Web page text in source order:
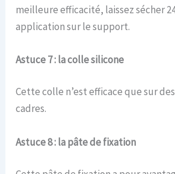
meilleure efficacité, laissez sécher
application sur le support.
Astuce 7 : la colle silicone
Cette colle n’est efficace que sur
cadres.
Astuce 8 : la pâte de fixation